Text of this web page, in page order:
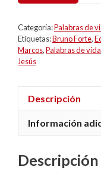
Categoría:Palabras de
Etiquetas:Bruno Forte,
Marcos,Palabras de vida
Jesús
Descripción
Información
Descripción